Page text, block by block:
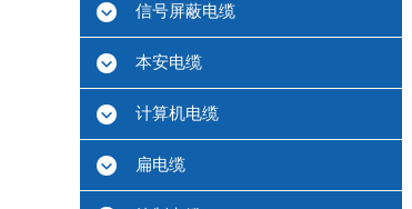
信号屏蔽电缆
本安电缆
计算机电缆
扁电缆